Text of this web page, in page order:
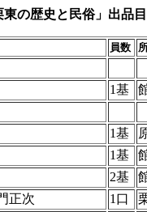
東の歴史と民俗」出品
員数
1基
1基
1基
2基
正次
1口